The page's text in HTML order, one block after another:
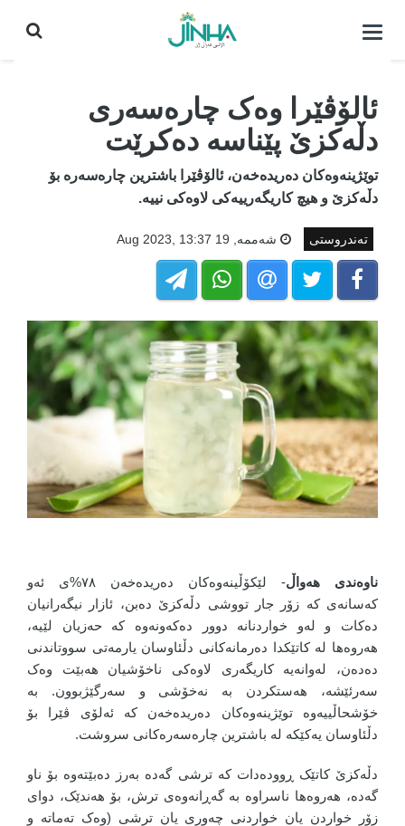
كردنه‌وه‌ی
ئالۆڤێرا وەک چارەسەری
دڵەکزێ پێناسە دەکرێت
توێژینەوەکان دەریدەخەن، ئالۆڤێرا باشترین چارەسەرە بۆ
دڵەکزێ و هیچ کاریگەرییەکی لاوەکی نییە.
تەندروستی شه‌ممه‌, 19 Aug 2023, 13:37
ناوەندی هەواڵ
- لێکۆڵینەوەکان دەریدەخەن ٧٨%ی ئەو
کەسانەی کە زۆر جار تووشی دڵەکزێ دەبن، ئازار نیگەرانیان
دەکات و لەو خواردنانە دوور دەکەونەوە کە حەزیان لێیە،
هەروەها لە کاتێکدا دەرمانەکانی دڵئاوسان یارمەتی سووتاندنی
دەدەن، لەوانەیە کاریگەری لاوەکی ناخۆشیان هەبێت وەک
سەرئێشە، هەستکردن بە نەخۆشی و سەرگێژبوون. بە
خۆشحاڵییەوە توێژینەوەکان دەریدەخەن کە ئەلۆی ڤێرا بۆ
دڵئاوسان یەکێکە لە باشترین چارەسەرەکانی سروشت.
دڵەکزێ کاتێک ڕوودەدات کە ترشی گەدە بەرز دەبێتەوە بۆ ناو
گەدە، هەروەها ناسراوە بە گەڕانەوەی ترش، بۆ هەندێک، دوای
زۆر خواردن یان خواردنی چەوری یان ترشی (وەک تەماتە و